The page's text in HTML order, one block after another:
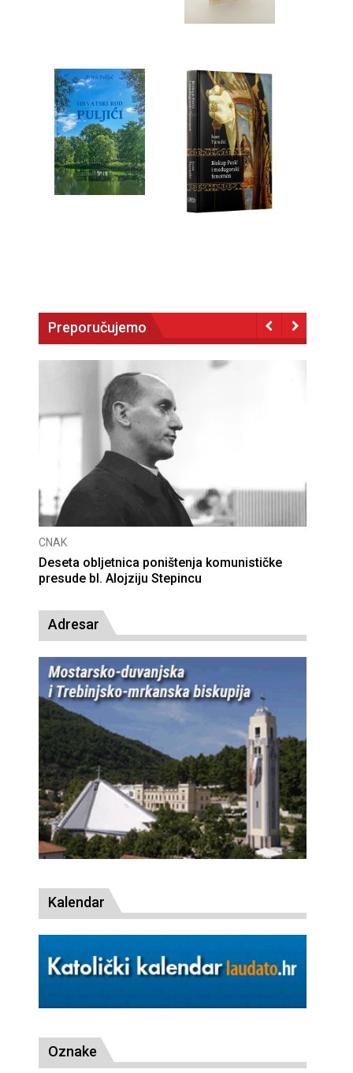
Preporučujemo
CNAK
Deseta obljetnica poništenja komunističke
presude bl. Alojziju Stepincu
Adresar
Kalendar
Oznake